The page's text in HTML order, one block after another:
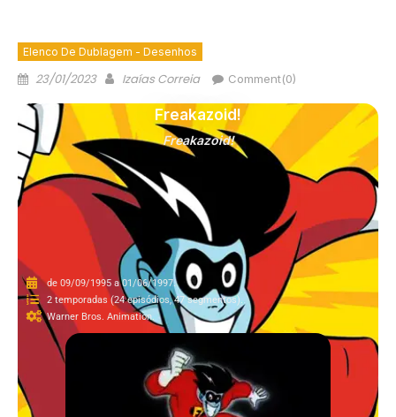
Elenco De Dublagem - Desenhos
23/01/2023 Izaías Correia Comment(0)
Freakazoid!
Freakazoid!
de 09/09/1995 a 01/06/1997.
2 temporadas (24 episódios, 47 segmentos).
Warner Bros. Animation.